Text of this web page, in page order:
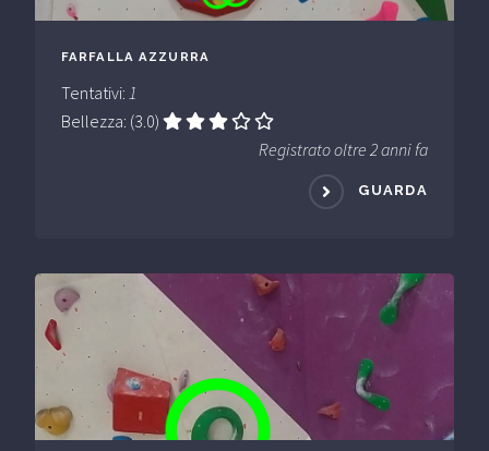
FARFALLA AZZURRA
Tentativi: 1
Bellezza: (3.0)
Registrato oltre 2 anni fa
GUARDA